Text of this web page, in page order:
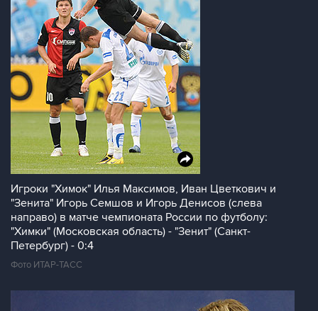
Игроки "Химок" Илья Максимов, Иван Цветкович и
"Зенита" Игорь Семшов и Игорь Денисов (слева
направо) в матче чемпионата России по футболу:
"Химки" (Московская область) - "Зенит" (Санкт-
Петербург) - 0:4
Фото ИТАР-ТАСС